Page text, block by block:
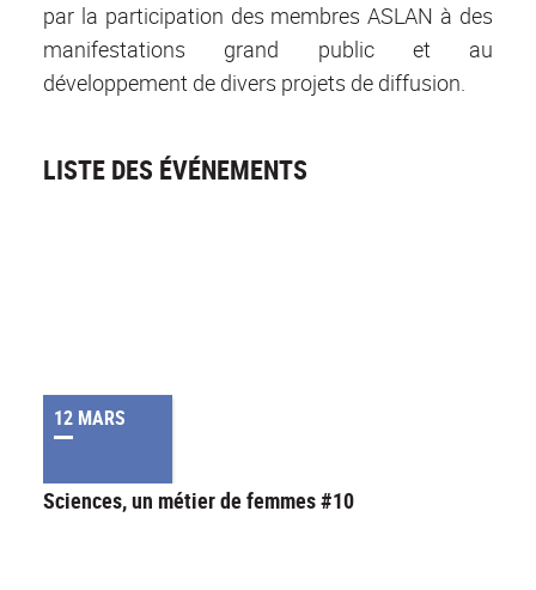
par la participation des membres ASLAN à des
manifestations grand public et au
développement de divers projets de diffusion.
LISTE DES ÉVÉNEMENTS
12 MARS
Sciences, un métier de femmes #10